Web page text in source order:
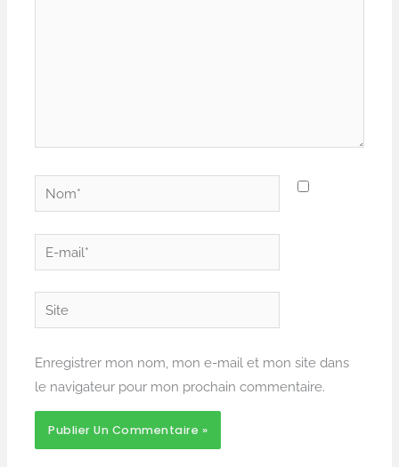
Nom*
E-
mail*
Site
Enregistrer mon nom, mon e-mail et mon site dans
le navigateur pour mon prochain commentaire.